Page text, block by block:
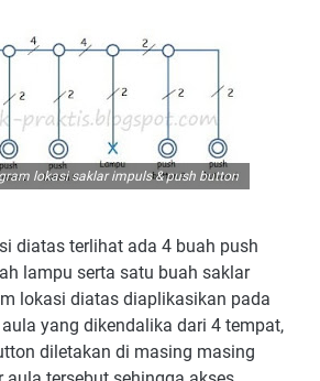
lokasi saklar impuls & push button
diatas terlihat ada 4 buah push
lampu serta satu buah saklar
lokasi diatas diaplikasikan pada
yang dikendalika dari 4 tempat,
diletakan di masing masing